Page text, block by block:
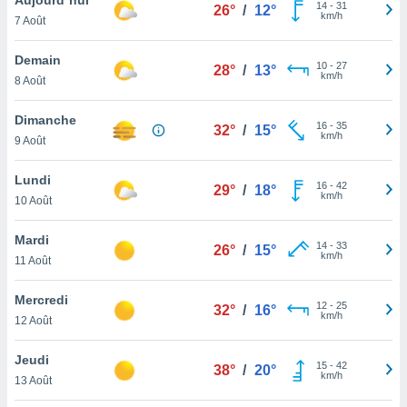
et
»,
au
vous
qu'ils
ou
le
ainsi
un
la
du
7 Août
26° / 12° 14- 31
km/h
Demain
8 Août
28° / 13° 10- 27
km/h
Dimanche
9 Août
32° / 15° 16- 35
km/h
Lundi
10 Août
29° / 18° 16- 42
km/h
Mardi
11 Août
26° / 15° 14- 33
km/h
Mercredi
12 Août
32° / 16° 12- 25
km/h
Jeudi
13 Août
38° / 20° 15- 42
km/h